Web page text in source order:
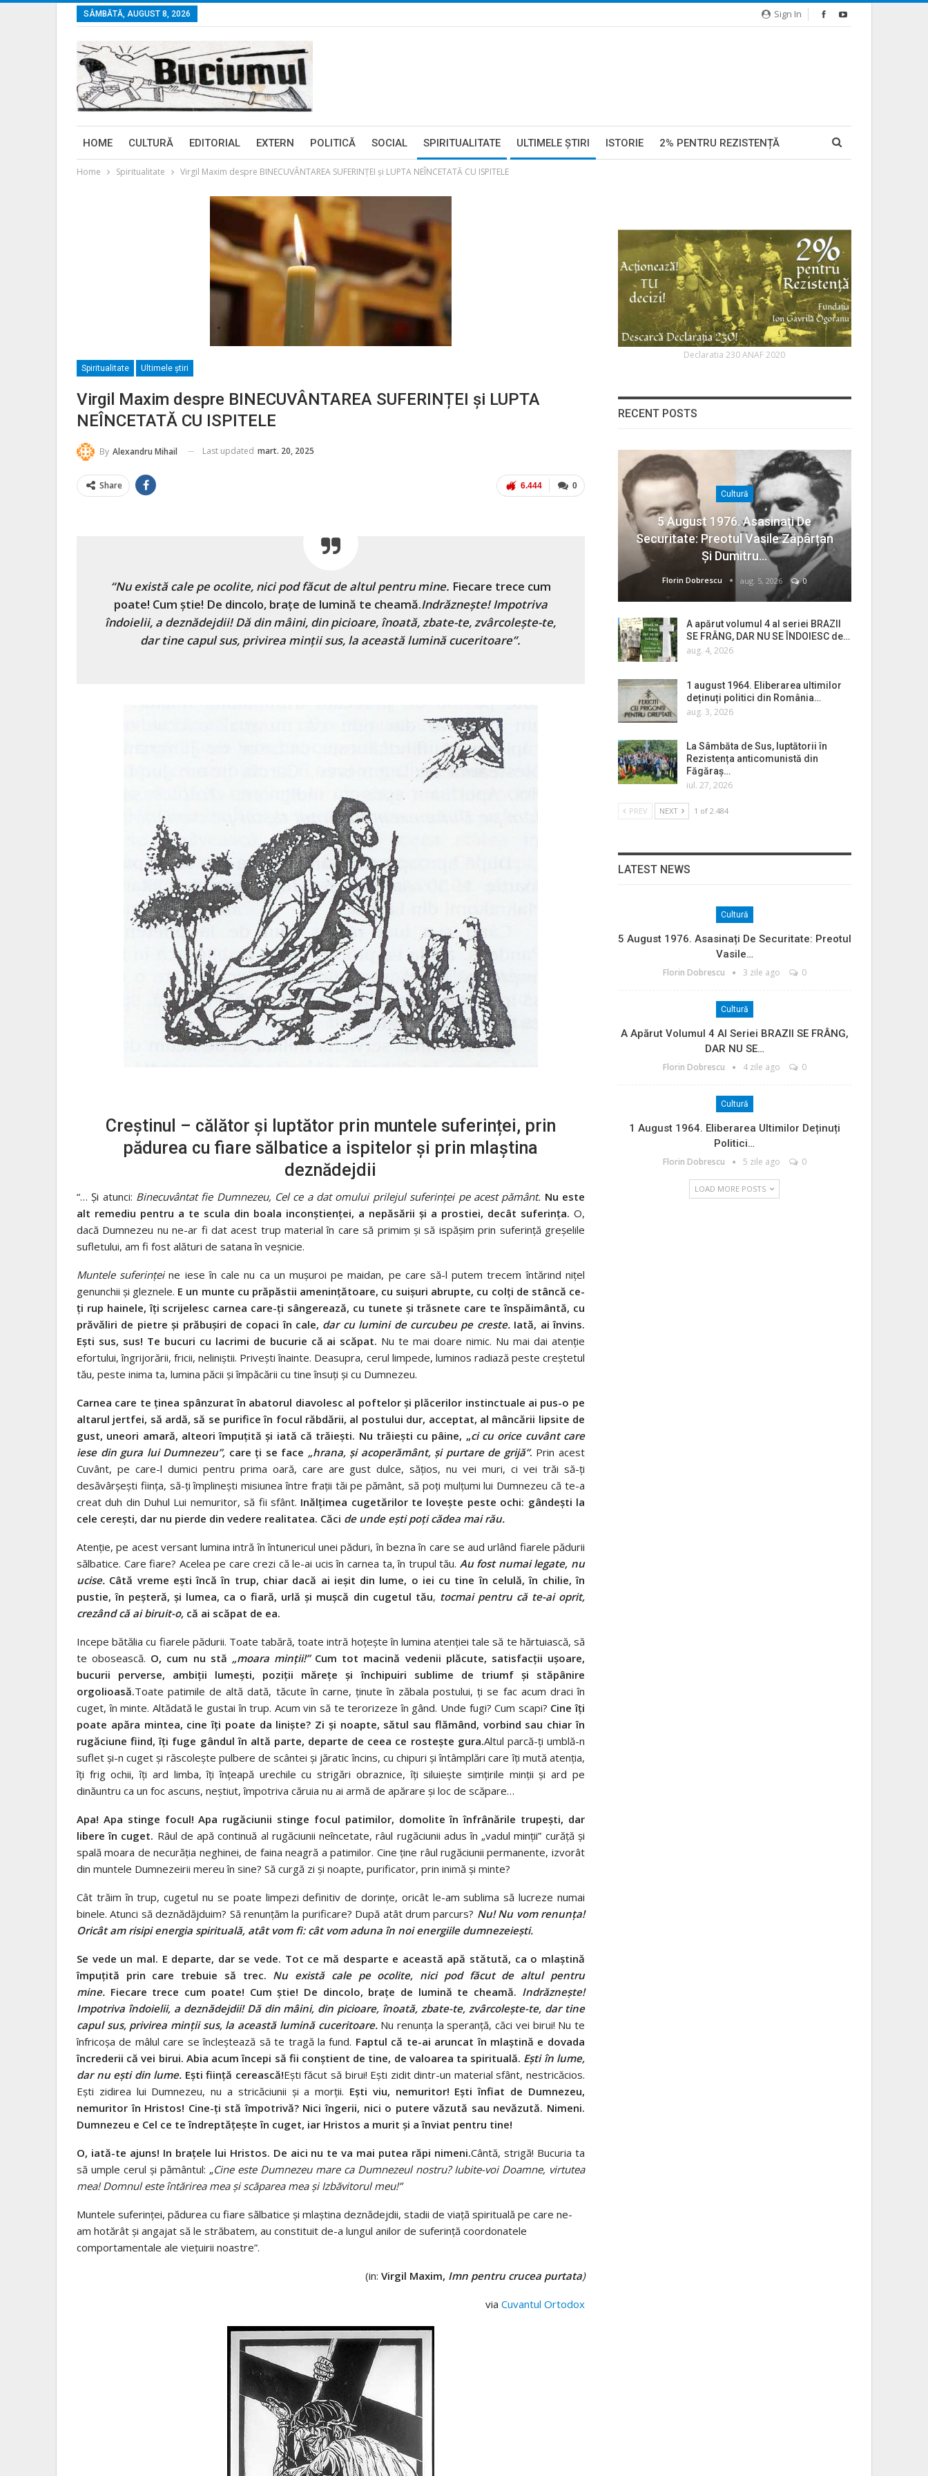
Sign In
SÂMBĂTĂ, AUGUST 8, 2026
HOME CULTURĂ EDITORIAL EXTERN POLITICĂ SOCIAL SPIRITUALITATE ULTIMELE ŞTIRI ISTORIE 2% PENTRU REZISTENȚĂ
Home Spiritualitate Virgil Maxim despre BINECUVÂNTAREA SUFERINȚEI și LUPTA NEÎNCETATĂ CU ISPITELE
Spiritualitate Ultimele ştiri
Virgil Maxim despre BINECUVÂNTAREA SUFERINȚEI și LUPTA
NEÎNCETATĂ CU ISPITELE
By Alexandru Mihail Last updated mart. 20, 2025
0
6.444
Share
“Nu există cale pe ocolite, nici pod făcut de altul pentru mine. Fiecare trece cum
poate! Cum ştie! De dincolo, braţe de lumină te cheamă.Indrăzneşte! Impotriva
îndoielii, a deznădejdii! Dă din mâini, din picioare, înoată, zbate-te, zvârcoleşte-te,
dar tine capul sus, privirea minţii sus, la această lumină cuceritoare”.
Creștinul – călător și luptător prin muntele suferinței, prin
pădurea cu fiare sălbatice a ispitelor și prin mlaștina
deznădejdii
“… Şi atunci: Binecuvântat fie Dumnezeu, Cel ce a dat omului prilejul suferinţei pe acest pământ. Nu este
alt remediu pentru a te scula din boala inconştienţei, a nepăsării şi a prostiei, decât suferinţa. O,
dacă Dumnezeu nu ne-ar fi dat acest trup material în care să primim şi să ispăşim prin suferinţă greşelile
sufletului, am fi fost alături de satana în veşnicie.
Muntele suferinţeine iese în cale nu ca un muşuroi pe maidan, pe care să-l putem trecem întărind niţel
genunchii şi gleznele. E un munte cu prăpăstii ameninţătoare, cu suişuri abrupte, cu colţi de stâncă ce-
ţi rup hainele, îţi scrijelesc carnea care-ţi sângerează, cu tunete şi trăsnete care te înspăimântă, cu
prăvăliri de pietre şi prăbuşiri de copaci în cale, dar cu lumini de curcubeu pe creste.Iată, ai învins.
Eşti sus, sus! Te bucuri cu lacrimi de bucurie că ai scăpat. Nu te mai doare nimic. Nu mai dai atenţie
efortului, îngrijorării, fricii, neliniştii. Priveşti înainte. Deasupra, cerul limpede, luminos radiază peste creştetul
tău, peste inima ta, lumina păcii şi împăcării cu tine însuţi şi cu Dumnezeu.
Carnea care te ţinea spânzurat în abatorul diavolesc al poftelor şi plăcerilor instinctuale ai pus-o pe
altarul jertfei, să ardă, să se purifice în focul răbdării, al postului dur, acceptat, al mâncării lipsite de
gust, uneori amară, alteori împuţită şi iată că trăieşti. Nu trăieşti cu pâine, „ci cu orice cuvânt care
iese din gura lui Dumnezeu”, care ţi se face „hrana, şi acoperământ, şi purtare de grijă”. Prin acest
Cuvânt, pe care-l dumici pentru prima oară, care are gust dulce, săţios, nu vei muri, ci vei trăi să-ţi
desăvârşeşti fiinţa, să-ţi împlineşti misiunea între fraţii tăi pe pământ, să poţi mulţumi lui Dumnezeu că te-a
creat duh din Duhul Lui nemuritor, să fii sfânt. Inălţimea cugetărilor te loveşte peste ochi: gândeşti la
cele cereşti, dar nu pierde din vedere realitatea. Căci de unde eşti poţi cădea mai rău.
Atenţie, pe acest versant lumina intră în întunericul unei păduri, în bezna în care se aud urlând fiarele pădurii
sălbatice. Care fiare? Acelea pe care crezi că le-ai ucis în carnea ta, în trupul tău. Au fost numai legate, nu
ucise. Câtă vreme eşti încă în trup, chiar dacă ai ieşit din lume, o iei cu tine în celulă, în chilie, în
pustie, în peşteră, şi lumea, ca o fiară, urlă şi muşcă din cugetul tău, tocmai pentru că te-ai oprit,
crezând că ai biruit-o, că ai scăpat de ea.
Incepe bătălia cu fiarele pădurii. Toate tabără, toate intră hoţeşte în lumina atenţiei tale să te hărtuiască, să
te obosească. O, cum nu stă „moara minţii!” Cum tot macină vedenii plăcute, satisfacţii uşoare,
bucurii perverse, ambiţii lumeşti, poziţii măreţe şi închipuiri sublime de triumf şi stăpânire
orgolioasă.Toate patimile de altă dată, tăcute în carne, ţinute în zăbala postului, ţi se fac acum draci în
cuget, în minte. Altădată le gustai în trup. Acum vin să te terorizeze în gând. Unde fugi? Cum scapi? Cine îţi
poate apăra mintea, cine îţi poate da linişte? Zi şi noapte, sătul sau flămând, vorbind sau chiar în
rugăciune fiind, îţi fuge gândul în altă parte, departe de ceea ce rosteşte gura.Altul parcă-ţi umblă-n
suflet şi-n cuget şi răscoleşte pulbere de scântei şi jăratic încins, cu chipuri şi întâmplări care îţi mută atenţia,
îţi frig ochii, îţi ard limba, îţi înţeapă urechile cu strigări obraznice, îţi siluieşte simţirile minţii şi ard pe
dinăuntru ca un foc ascuns, neştiut, împotriva căruia nu ai armă de apărare şi loc de scăpare…
Apa! Apa stinge focul! Apa rugăciunii stinge focul patimilor, domolite în înfrânările trupeşti, dar
libere în cuget. Râul de apă continuă al rugăciunii neîncetate, râul rugăciunii adus în „vadul minţii” curăţă şi
spală moara de necurăţia neghinei, de faina neagră a patimilor. Cine ţine râul rugăciunii permanente, izvorât
din muntele Dumnezeirii mereu în sine? Să curgă zi şi noapte, purificator, prin inimă şi minte?
Cât trăim în trup, cugetul nu se poate limpezi definitiv de dorinţe, oricât le-am sublima să lucreze numai
binele. Atunci să deznădăjduim? Să renunţăm la purificare? După atât drum parcurs? Nu! Nu vom renunţa!
Oricât am risipi energia spirituală, atât vom fi: cât vom aduna în noi energiile dumnezeieşti.
Se vede un mal. E departe, dar se vede. Tot ce mă desparte e această apă stătută, ca o mlaştină
împuţită prin care trebuie să trec. Nu există cale pe ocolite, nici pod făcut de altul pentru
mine. Fiecare trece cum poate! Cum ştie! De dincolo, braţe de lumină te cheamă. Indrăzneşte!
Impotriva îndoielii, a deznădejdii! Dă din mâini, din picioare, înoată, zbate-te, zvârcoleşte-te, dar tine
capul sus, privirea minţii sus, la această lumină cuceritoare.Nu renunţa la speranţă, căci vei birui! Nu te
înfricoşa de mâlul care se încleştează să te tragă la fund. Faptul că te-ai aruncat în mlaştină e dovada
încrederii că vei birui. Abia acum începi să fii conştient de tine, de valoarea ta spirituală. Eşti în lume,
dar nu eşti din lume. Eşti fiinţă cerească!Eşti făcut să birui! Eşti zidit dintr-un material sfânt, nestricăcios.
Eşti zidirea lui Dumnezeu, nu a stricăciunii şi a morţii. Eşti viu, nemuritor! Eşti înfiat de Dumnezeu,
nemuritor în Hristos! Cine-ţi stă împotrivă? Nici îngerii, nici o putere văzută sau nevăzută. Nimeni.
Dumnezeu e Cel ce te îndreptăţeşte în cuget, iar Hristos a murit şi a înviat pentru tine!
O, iată-te ajuns! In braţele lui Hristos. De aici nu te va mai putea răpi nimeni.Cântă, strigă! Bucuria ta
să umple cerul şi pământul: „Cine este Dumnezeu mare ca Dumnezeul nostru? Iubite-voi Doamne, virtutea
mea! Domnul este întărirea mea şi scăparea mea şi Izbăvitorul meu!”
Muntele suferinţei, pădurea cu fiare sălbatice şi mlaştina deznădejdii, stadii de viaţă spirituală pe care ne-
am hotărât şi angajat să le străbatem, au constituit de-a lungul anilor de suferinţă coordonatele
comportamentale ale vieţuirii noastre”.
(in: Virgil Maxim, Imn pentru crucea purtata)
via Cuvantul Ortodox
Declaratia 230 ANAF 2020
RECENT POSTS
Cultură
5 August 1976. Asasinați De
Securitate: Preotul Vasile Zăpârțan
Și Dumitru…
Florin Dobrescu aug. 5, 2026 0
A apărut volumul 4 al seriei BRAZII
SE FRÂNG, DAR NU SE ÎNDOIESC de…
aug. 4, 2026
1 august 1964. Eliberarea ultimilor
deținuți politici din România…
aug. 3, 2026
La Sâmbăta de Sus, luptătorii în
Rezistența anticomunistă din
Făgăraș…
iul. 27, 2026
PREV NEXT 1 of 2.484
LATEST NEWS
Cultură
5 August 1976. Asasinați De Securitate: Preotul
Vasile…
Florin Dobrescu 3 zile ago 0
Cultură
A Apărut Volumul 4 Al Seriei BRAZII SE FRÂNG,
DAR NU SE…
Florin Dobrescu 4 zile ago 0
Cultură
1 August 1964. Eliberarea Ultimilor Deținuți
Politici…
Florin Dobrescu 5 zile ago 0
LOAD MORE POSTS